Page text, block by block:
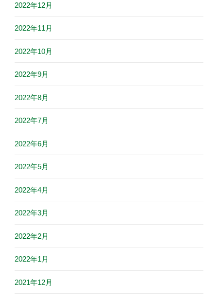
2022年12月
2022年11月
2022年10月
2022年9月
2022年8月
2022年7月
2022年6月
2022年5月
2022年4月
2022年3月
2022年2月
2022年1月
2021年12月